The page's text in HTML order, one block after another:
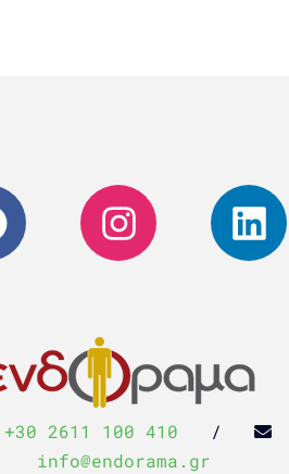
+30 2611 100 410 /
info@endorama.gr